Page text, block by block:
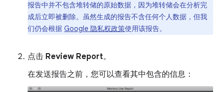
报告中并不包含堆转储的原始数据，因为堆转储会在分析完
成后立即被删除。虽然生成的报告不含任何个人数据，但我
们仍会根据 Google 隐私权政策使用该报告。
点击 Review Report。
在发送报告之前，您可以查看其中包含的信息：